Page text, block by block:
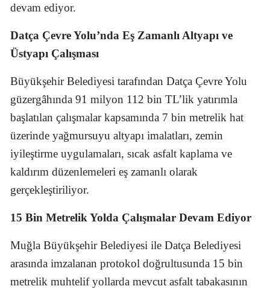
devam ediyor.
Datça Çevre Yolu’nda Eş Zamanlı Altyapı ve
Üstyapı Çalışması
Büyükşehir Belediyesi tarafından Datça Çevre Yolu
güzergâhında 91 milyon 112 bin TL’lik yatırımla
başlatılan çalışmalar kapsamında 7 bin metrelik hat
üzerinde yağmursuyu altyapı imalatları, zemin
iyileştirme uygulamaları, sıcak asfalt kaplama ve
kaldırım düzenlemeleri eş zamanlı olarak
gerçekleştiriliyor.
15 Bin Metrelik Yolda Çalışmalar Devam Ediyor
Muğla Büyükşehir Belediyesi ile Datça Belediyesi
arasında imzalanan protokol doğrultusunda 15 bin
metrelik muhtelif yollarda mevcut asfalt tabakasının